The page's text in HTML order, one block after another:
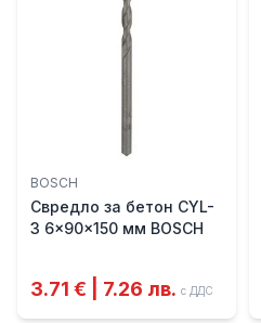
BOSCH
Свредло за бетон CYL-
3 6x90x150 мм BOSCH
3.71 € | 7.26 лв. с ДДС